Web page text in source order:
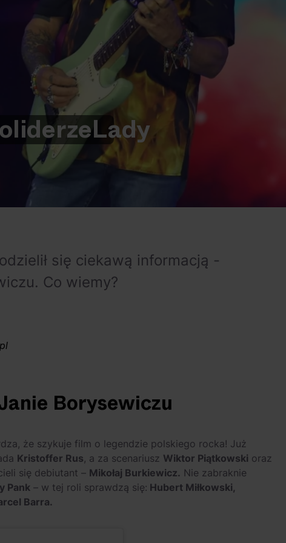
oliderzeLady
się ciekawą informacją -
Co wiemy?
Borysewiczu
że szykuje film o legendzie polskiego rocka! Już
Kristoffer Rus, a za scenariusz Wiktor Piątkowski oraz
się debiutant – Mikołaj Burkiewicz. Nie zabraknie
Pank – w tej roli sprawdzą się: Hubert Miłkowski,
Barra.